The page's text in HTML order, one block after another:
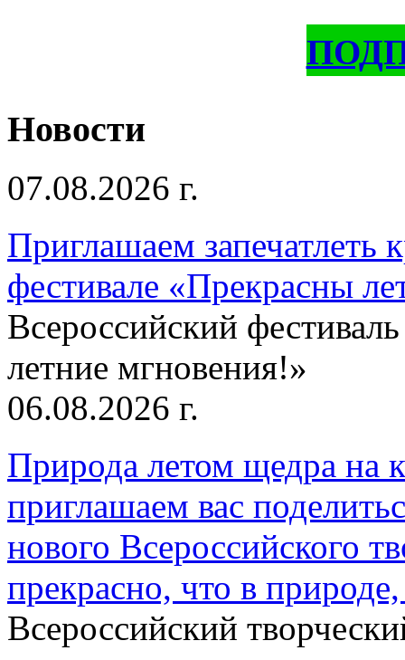
Новости
07.08.2026 г.
Приглашаем запечатлеть
фестивале «Прекрасны
Всероссийский
летние мгновения!»
06.08.2026 г.
Природа летом щедра на
приглашаем вас
нового Всероссийского
прекрасно, что в
Всероссийский